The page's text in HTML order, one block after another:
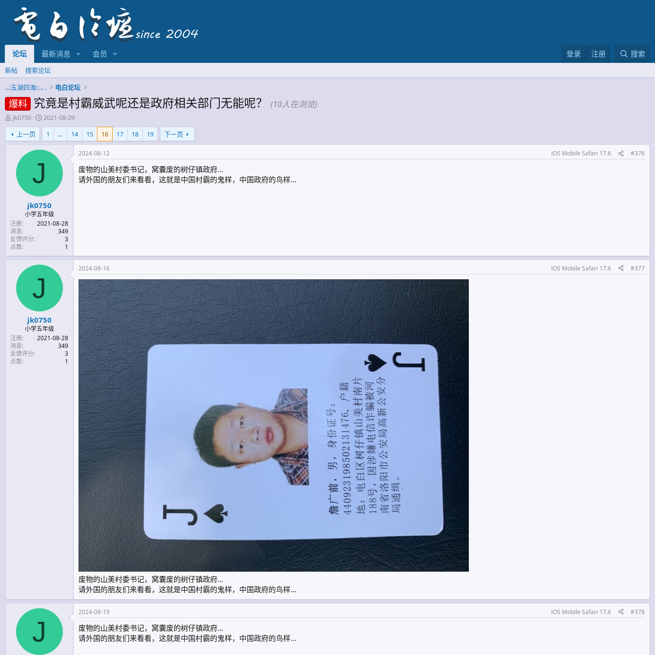
论坛 最新消息 会员 登录 注册 搜索
新帖
搜索论坛
...:五湖四海::... .
电白论坛
爆料 究竟是村霸威武呢还是政府相关部门无能呢？ (10人在浏览)
主
题
发
起
jk0750
开
始
时
间
2021-08-29
上一页
1 … 14 15 16 17 18 19 下一页
J
jk0750
小学五年级
注册
2021-08-28
消息
349
反馈评分
3
点数
1
2024-08-12 iOS Mobile Safari 17.6 #376
废物的山美村委书记，窝囊废的树仔镇政府…
请外国的朋友们来看看，这就是中国村霸的鬼样，中国政府的鸟样…
J
jk0750
小学五年级
注册
2021-08-28
消息
349
反馈评分
3
点数
1
2024-08-16 iOS Mobile Safari 17.6 #377
废物的山美村委书记，窝囊废的树仔镇政府…
请外国的朋友们来看看，这就是中国村霸的鬼样，中国政府的鸟样…
J
2024-08-19 iOS Mobile Safari 17.6 #378
废物的山美村委书记，窝囊废的树仔镇政府…
请外国的朋友们来看看，这就是中国村霸的鬼样，中国政府的鸟样…